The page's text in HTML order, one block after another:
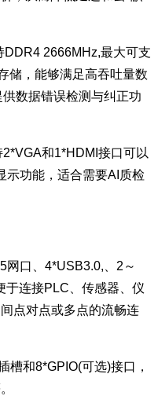
2666MHz,最大可支
储，能够满足高吞吐量数
数据错误检测与纠正功
和1*HDMI接口可以
示功能，适合需要AI质检
口、4*USB3.0,、2～
于连接PLC、传感器、仪
点对点或多点的流畅连
和8*GPIO(可选)接口，